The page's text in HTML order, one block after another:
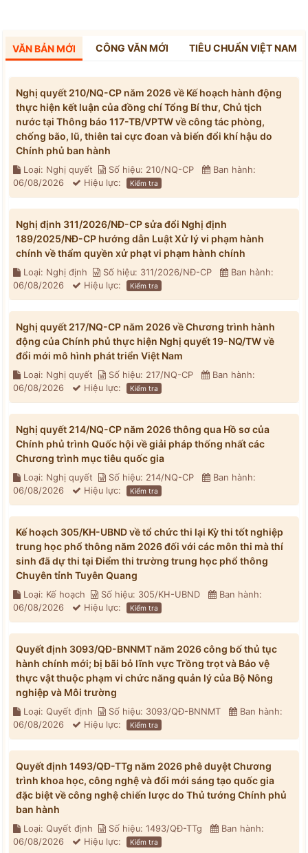
VĂN BẢN MỚI CÔNG VĂN MỚI TIÊU CHUẨN VIỆT NAM
Nghị quyết 210/NQ-CP năm 2026 về Kế hoạch hành động
thực hiện kết luận của đồng chí Tổng Bí thư, Chủ tịch
nước tại Thông báo 117-TB/VPTW về công tác phòng,
chống bão, lũ, thiên tai cực đoan và biến đổi khí hậu do
Chính phủ ban hành
Loại: Nghị quyết Số hiệu: 210/NQ-CP
Ban hành:
06/08/2026
Hiệu lực: Kiểm tra
Nghị định 311/2026/NĐ-CP sửa đổi Nghị định
189/2025/NĐ-CP hướng dẫn Luật Xử lý vi phạm hành
chính về thẩm quyền xử phạt vi phạm hành chính
Loại: Nghị định Số hiệu: 311/2026/NĐ-CP
Ban hành:
06/08/2026
Hiệu lực: Kiểm tra
Nghị quyết 217/NQ-CP năm 2026 về Chương trình hành
động của Chính phủ thực hiện Nghị quyết 19-NQ/TW về
đổi mới mô hình phát triển Việt Nam
Loại: Nghị quyết Số hiệu: 217/NQ-CP
Ban hành:
06/08/2026
Hiệu lực: Kiểm tra
Nghị quyết 214/NQ-CP năm 2026 thông qua Hồ sơ của
Chính phủ trình Quốc hội về giải pháp thống nhất các
Chương trình mục tiêu quốc gia
Loại: Nghị quyết Số hiệu: 214/NQ-CP
Ban hành:
06/08/2026
Hiệu lực: Kiểm tra
Kế hoạch 305/KH-UBND về tổ chức thi lại Kỳ thi tốt nghiệp
trung học phổ thông năm 2026 đối với các môn thi mà thí
sinh đã dự thi tại Điểm thi trường trung học phổ thông
Chuyên tỉnh Tuyên Quang
Loại: Kế hoạch Số hiệu: 305/KH-UBND
Ban hành:
06/08/2026
Hiệu lực: Kiểm tra
Quyết định 3093/QĐ-BNNMT năm 2026 công bố thủ tục
hành chính mới; bị bãi bỏ lĩnh vực Trồng trọt và Bảo vệ
thực vật thuộc phạm vi chức năng quản lý của Bộ Nông
nghiệp và Môi trường
Loại: Quyết định Số hiệu: 3093/QĐ-BNNMT
Ban hành:
06/08/2026
Hiệu lực: Kiểm tra
Quyết định 1493/QĐ-TTg năm 2026 phê duyệt Chương
trình khoa học, công nghệ và đổi mới sáng tạo quốc gia
đặc biệt về công nghệ chiến lược do Thủ tướng Chính phủ
ban hành
Loại: Quyết định Số hiệu: 1493/QĐ-TTg
Ban hành:
06/08/2026
Hiệu lực: Kiểm tra